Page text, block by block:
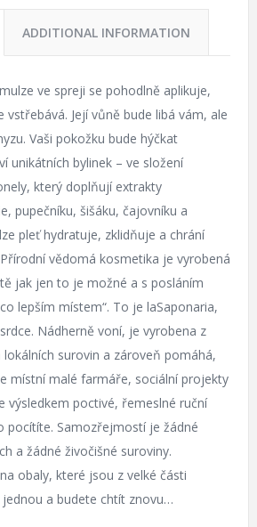
ADDITIONAL INFORMATION
ve spreji se pohodlně aplikuje,
vstřebává. Její vůně bude libá vám, ale
Vaši pokožku bude hýčkat
unikátních bylinek – ve složení
který doplňují extrakty
pupečníku, šišáku, čajovníku a
pleť hydratuje, zklidňuje a chrání
vědomá kosmetika je vyrobená
jak jen to je možné a s posláním
lepším místem“. To je laSaponaria,
Nádherně voní, je vyrobena z
surovin a zároveň pomáhá,
místní malé farmáře, sociální projekty
výsledkem poctivé, řemeslné ruční
pocítíte. Samozřejmostí je žádné
a žádné živočišné suroviny.
obaly, které jsou z velké části
a budete chtít znovu…